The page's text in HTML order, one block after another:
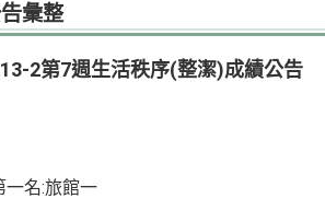
彙整
2第7週生活秩序(整潔)成績公告
一名:旅館一